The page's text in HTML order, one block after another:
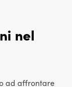
nel
ad affrontare